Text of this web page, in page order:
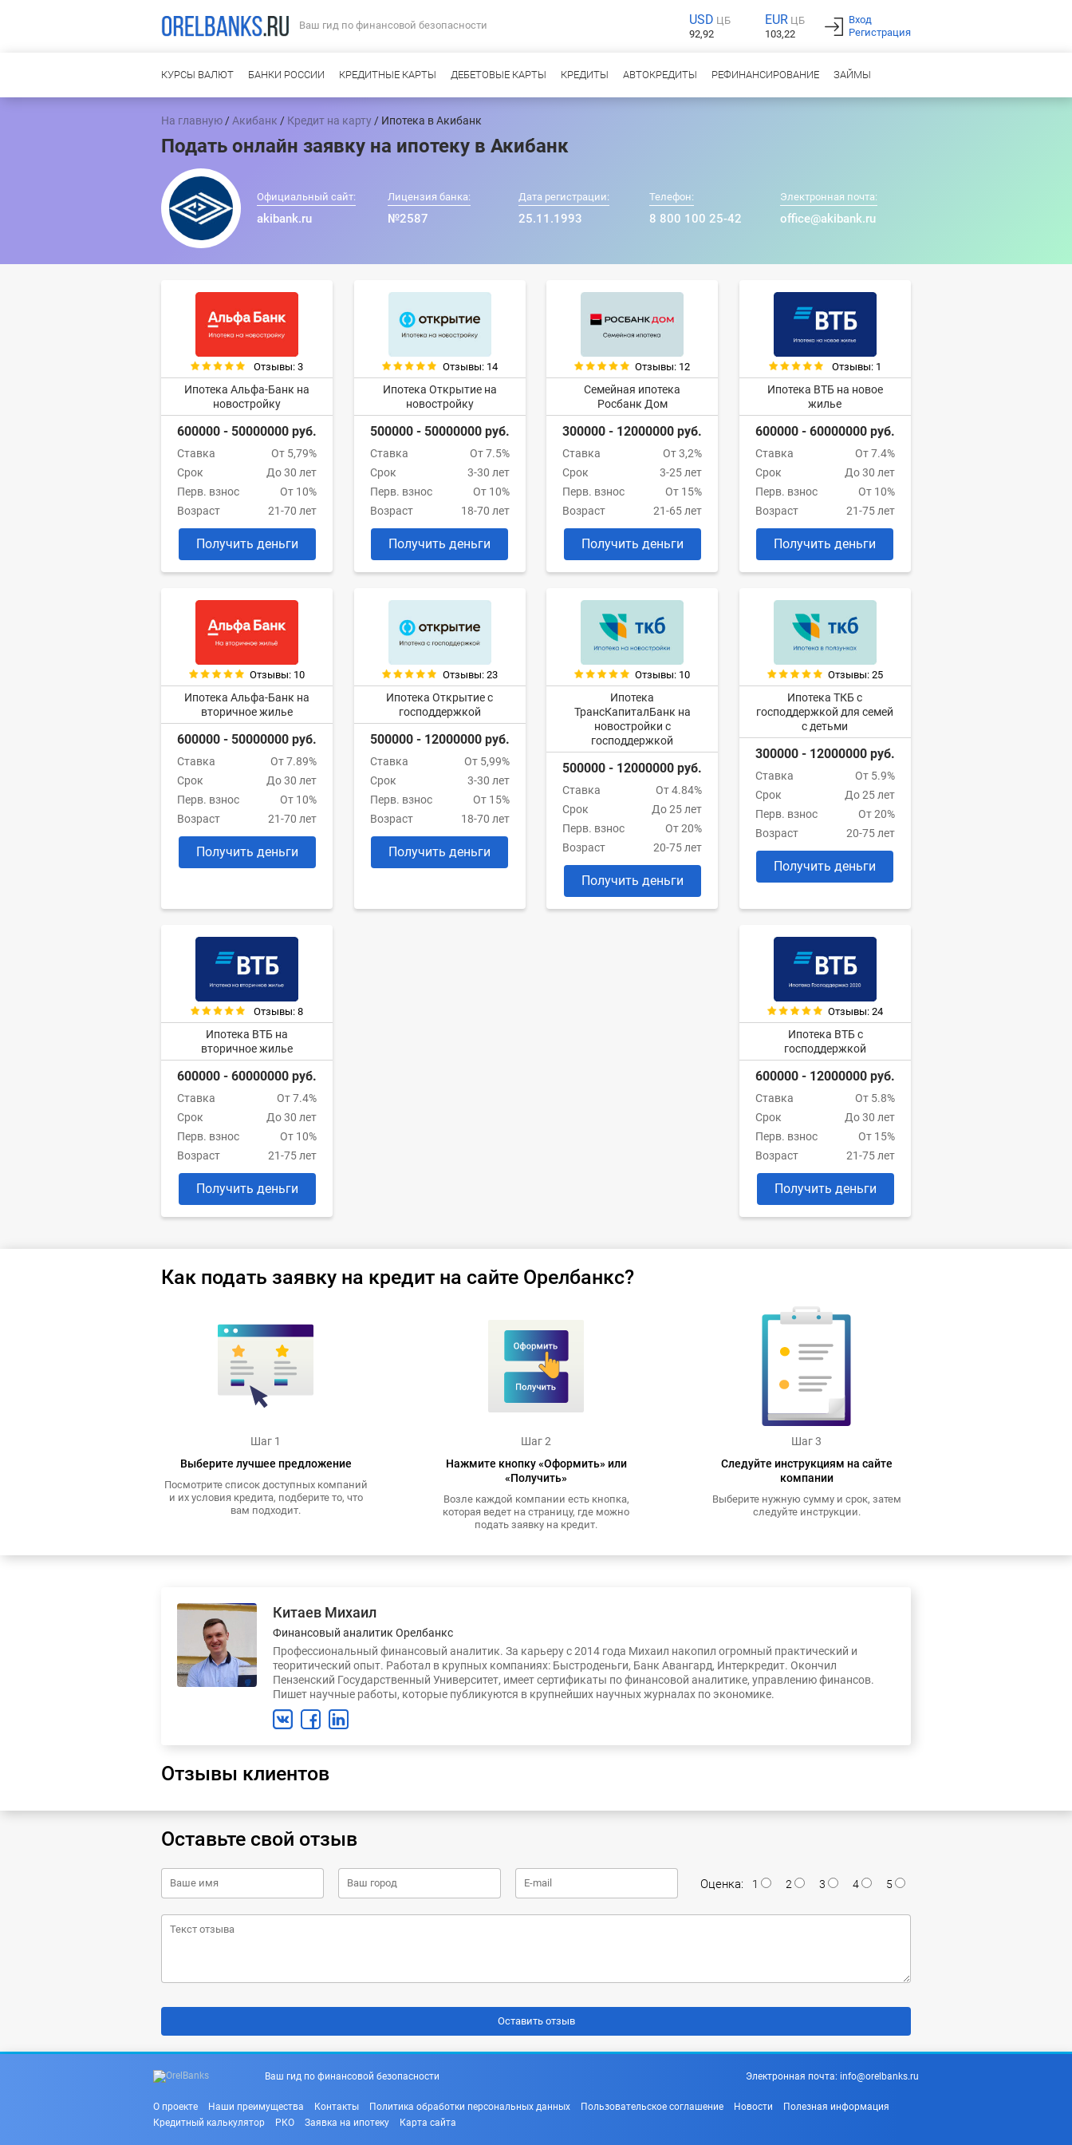
Ваш гид по финансовой безопасности USD ЦБ
92,92
EUR ЦБ
103,22
Вход
Регистрация
КУРСЫ ВАЛЮТ БАНКИ РОССИИ КРЕДИТНЫЕ КАРТЫ ДЕБЕТОВЫЕ КАРТЫ КРЕДИТЫ АВТОКРЕДИТЫ РЕФИНАНСИРОВАНИЕ ЗАЙМЫ
На главную /Акибанк / Кредит на карту / Ипотека в Акибанк
Подать онлайн заявку на ипотеку в Акибанк
Официальный сайт:
akibank.ru
Лицензия банка:
№2587
Дата регистрации:
25.11.1993
Телефон:
8 800 100 25-42
Электронная почта:
office@akibank.ru
Отзывы: 3
Ипотека Альфа-Банк на
новостройку
600000 - 50000000 руб.
Ставка
От 5,79%
Срок
До 30 лет
Перв. взнос
От 10%
Возраст
21-70 лет
Получить деньги
Отзывы: 14
Ипотека Открытие на
новостройку
500000 - 50000000 руб.
Ставка
От 7.5%
Срок
3-30 лет
Перв. взнос
От 10%
Возраст
18-70 лет
Получить деньги
Отзывы: 12
Семейная ипотека
Росбанк Дом
300000 - 12000000 руб.
Ставка
От 3,2%
Срок
3-25 лет
Перв. взнос
От 15%
Возраст
21-65 лет
Получить деньги
Отзывы: 1
Ипотека ВТБ на новое
жилье
600000 - 60000000 руб.
Ставка
От 7.4%
Срок
До 30 лет
Перв. взнос
От 10%
Возраст
21-75 лет
Получить деньги
Отзывы: 10
Ипотека Альфа-Банк на
вторичное жилье
600000 - 50000000 руб.
Ставка
От 7.89%
Срок
До 30 лет
Перв. взнос
От 10%
Возраст
21-70 лет
Получить деньги
Отзывы: 23
Ипотека Открытие с
господдержкой
500000 - 12000000 руб.
Ставка
От 5,99%
Срок
3-30 лет
Перв. взнос
От 15%
Возраст
18-70 лет
Получить деньги
Отзывы: 10
Ипотека
ТрансКапиталБанк на
новостройки с
господдержкой
500000 - 12000000 руб.
Ставка
От 4.84%
Срок
До 25 лет
Перв. взнос
От 20%
Возраст
20-75 лет
Получить деньги
Отзывы: 25
Ипотека ТКБ с
господдержкой для семей
с детьми
300000 - 12000000 руб.
Ставка
От 5.9%
Срок
До 25 лет
Перв. взнос
От 20%
Возраст
20-75 лет
Получить деньги
Отзывы: 8
Ипотека ВТБ на
вторичное жилье
600000 - 60000000 руб.
Ставка
От 7.4%
Срок
До 30 лет
Перв. взнос
От 10%
Возраст
21-75 лет
Получить деньги
Отзывы: 24
Ипотека ВТБ с
господдержкой
600000 - 12000000 руб.
Ставка
От 5.8%
Срок
До 30 лет
Перв. взнос
От 15%
Возраст
21-75 лет
Получить деньги
Как подать заявку на кредит на сайте Орелбанкс?
Шаг 1
Выберите лучшее предложение
Посмотрите список доступных компаний
и их условия кредита, подберите то, что
вам подходит.
Шаг 2
Нажмите кнопку «Оформить» или
«Получить»
Возле каждой компании есть кнопка,
которая ведет на страницу, где можно
подать заявку на кредит.
Шаг 3
Следуйте инструкциям на сайте
компании
Выберите нужную сумму и срок, затем
следуйте инструкции.
Китаев Михаил
Финансовый аналитик Орелбанкс
Профессиональный финансовый аналитик. За карьеру с 2014 года Михаил накопил огромный практический и
теоритический опыт. Работал в крупных компаниях: Быстроденьги, Банк Авангард, Интеркредит. Окончил
Пензенский Государственный Университет, имеет сертификаты по финансовой аналитике, управлению финансов.
Пишет научные работы, которые публикуются в крупнейших научных журналах по экономике.
Отзывы клиентов
Оставьте свой отзыв
Оценка: 1 2 3 4 5
Ваш гид по финансовой безопасности Электронная почта: info@orelbanks.ru
О проекте Наши преимущества Контакты Политика обработки персональных данных Пользовательское соглашение Новости
Полезная информация
Кредитный калькулятор
РКО Заявка на ипотеку Карта сайта